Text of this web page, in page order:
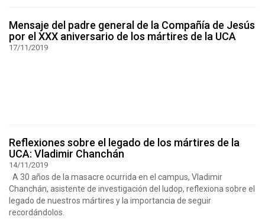
Mensaje del padre general de la Compañía de Jesús
por el XXX aniversario de los mártires de la UCA
17/11/2019
Reflexiones sobre el legado de los mártires de la
UCA: Vladimir Chanchán
14/11/2019
A 30 años de la masacre ocurrida en el campus, Vladimir
Chanchán, asistente de investigación del Iudop, reflexiona sobre el
legado de nuestros mártires y la importancia de seguir
recordándolos.